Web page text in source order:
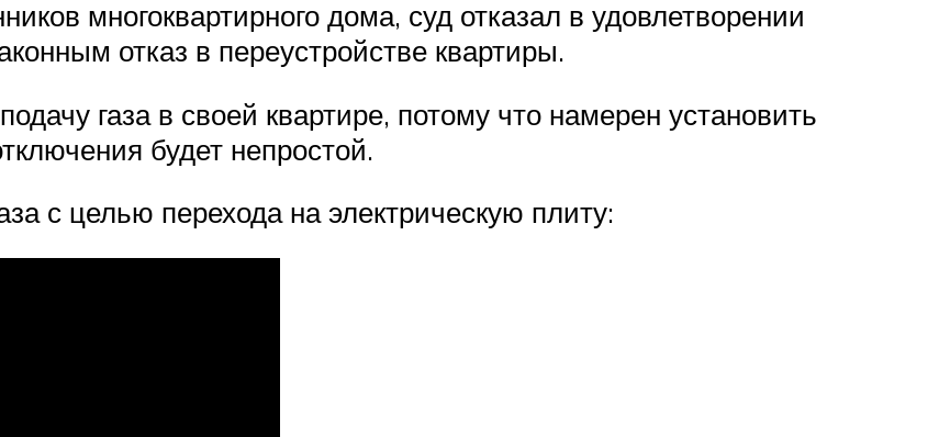
многоквартирного дома, суд отказал в удовлетворении
отказ в переустройстве квартиры.
газа в своей квартире, потому что намерен установить
будет непростой.
с целью перехода на электрическую плиту: